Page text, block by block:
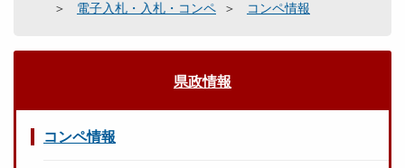
電子入札・入札・コンペ
コンペ情報
県政情報
コンペ情報